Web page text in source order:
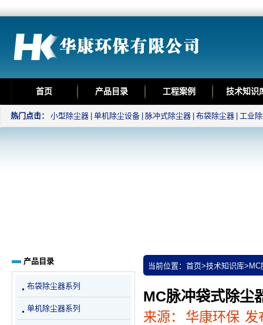
首页 产品目录 工程案例 技术知识
热门点击： 小型除尘器 单机除尘设备 脉冲式除尘器 布袋除尘器 工业
当前位置： 首页>技术知识库>
MC脉冲袋式除尘
来源： 华康环保 发
产品目录
布袋除尘器系列
单机除尘器系列